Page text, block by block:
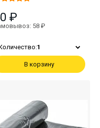
₽
58 ₽
1
В корзину